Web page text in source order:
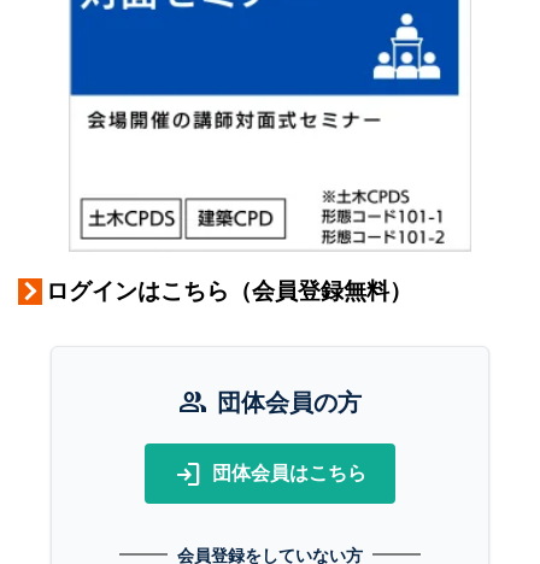
ログインはこちら（会員登録無料）
group 団体会員の方
login 団体会員はこちら
会員登録をしていない方